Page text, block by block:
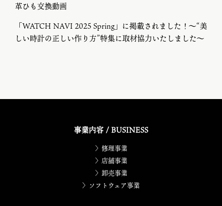
革ひも交換動画
「WATCH NAVI 2025 Spring」に掲載されました！～“美
しい時計の正しい作り方”特集に取材協力いたしました～
事業内容 / BUSINESS
〉修理事業
〉店舗事業
〉卸売事業
〉ソフトウェア事業